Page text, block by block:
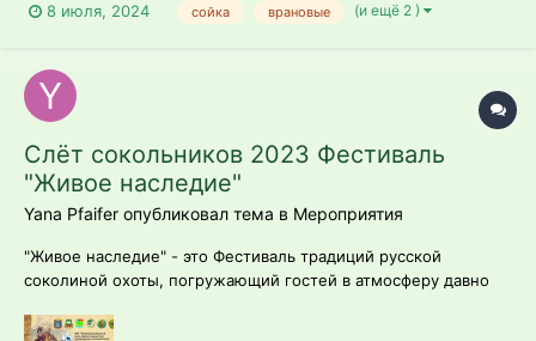
8 июля, 2024 сойка врановые (и ещё 2 )
Слёт сокольников 2023 Фестиваль
"Живое наследие"
Yana Pfaifer опубликовал тема в Мероприятия
"Живое наследие" - это Фестиваль традиций русской
соколиной охоты, погружающий гостей в атмосферу давно
крылатыми охотниками. Спустя сотни лет еще остались